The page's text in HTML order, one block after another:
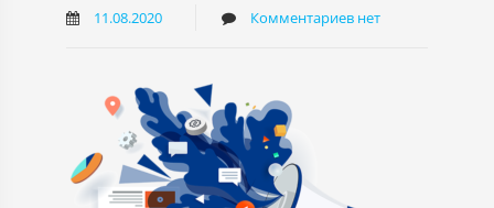
11.08.2020 Комментариев нет